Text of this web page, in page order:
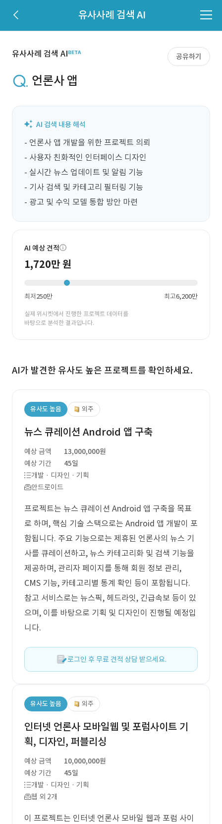
유사사례 검색 AI
유사사례 검색 AI 공유하기
언론사 앱
- 언론사 앱 개발을 위한 프로젝트 의뢰
- 사용자 친화적인 인터페이스 디자인
- 실시간 뉴스 업데이트 및 알림 기능
- 기사 검색 및 카테고리 필터링 기능
- 광고 및 수익 모델 통합 방안 마련
AI 예상 견적
1,720만 원
최저250만 최고6,200만
실제 위시켓에서 진행한 프로젝트 데이터를
바탕으로 분석한 결과입니다.
AI가 발견한 유사도 높은 프로젝트를 확인하세요.
유사도 높음 외주
뉴스 큐레이션 Android 앱 구축
예상 금액
13,000,000원
예상 기간
45일
개발 · 디자인 · 기획
안드로이드
프로젝트는 뉴스 큐레이션 Android 앱 구축을 목표
로 하며, 핵심 기술 스택으로는 Android 앱 개발이 포
함됩니다. 주요 기능으로는 제휴된 언론사의 뉴스 기
사를 큐레이션하고, 뉴스 카테고리화 및 검색 기능을
제공하며, 관리자 페이지를 통해 회원 정보 관리,
CMS 기능, 카테고리별 통계 확인 등이 포함됩니다.
참고 서비스로는 뉴스픽, 헤드라잇, 긴급속보 등이 있
으며, 이를 바탕으로 기획 및 디자인이 진행될 예정입
니다.
로그인 후 무료 견적 상담 받으세요.
유사도 높음 외주
인터넷 언론사 모바일웹 및 포럼사이트 기
획, 디자인, 퍼블리싱
예상 금액
10,000,000원
예상 기간
45일
개발 · 디자인 · 기획
웹 외 2개
이 프로젝트는 인터넷 언론사 모바일 웹과 포럼 사이